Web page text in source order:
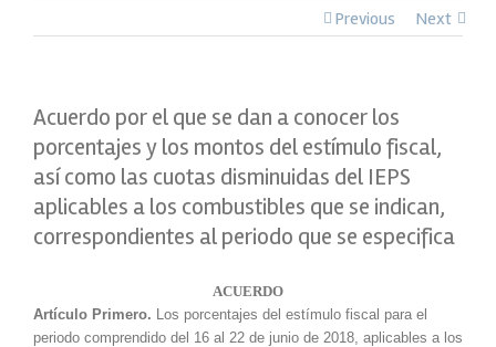
Previous Next
Acuerdo por el que se dan a conocer los
porcentajes y los montos del estímulo fiscal,
así como las cuotas disminuidas del IEPS
aplicables a los combustibles que se indican,
correspondientes al periodo que se especifica
ACUERDO
Artículo Primero. Los porcentajes del estímulo fiscal para el
periodo comprendido del 16 al 22 de junio de 2018, aplicables a los